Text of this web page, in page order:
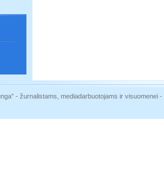
- žurnalistams, mediadarbuotojams ir visuomenei